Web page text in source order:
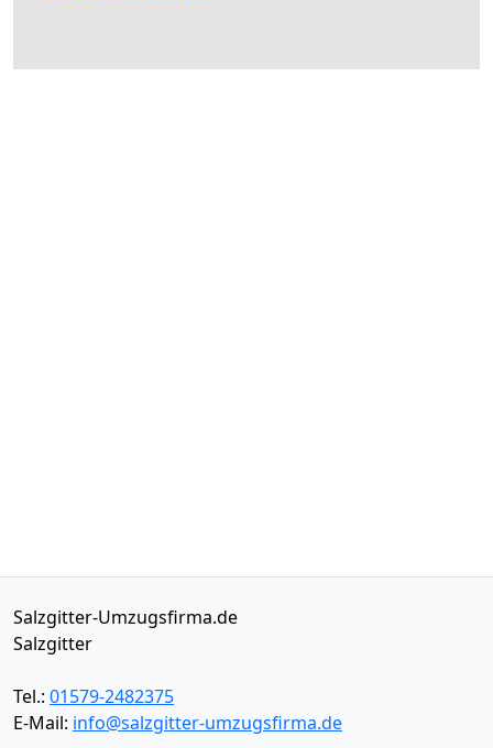
Salzgitter-Umzugsfirma.de
Salzgitter
Tel.: 01579-2482375
E-Mail: info@salzgitter-umzugsfirma.de